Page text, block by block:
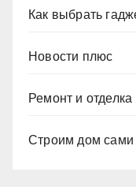
Как выбрать
Новости плюс
Ремонт и отделка
Строим дом сами